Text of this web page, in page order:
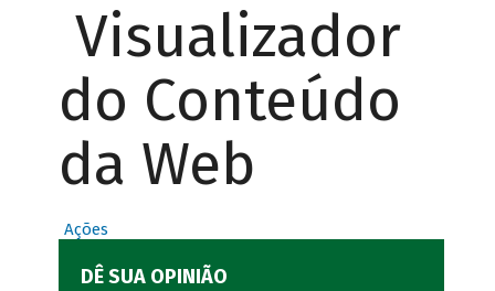
Visualizador
do Conteúdo
da Web
Ações
DÊ SUA OPINIÃO